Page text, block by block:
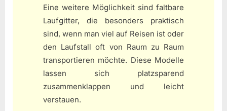
Eine weitere Möglichkeit sind faltbare
Laufgitter, die besonders praktisch
sind, wenn man viel auf Reisen ist oder
den Laufstall oft von Raum zu Raum
transportieren möchte. Diese Modelle
lassen sich platzsparend
zusammenklappen und leicht
verstauen.